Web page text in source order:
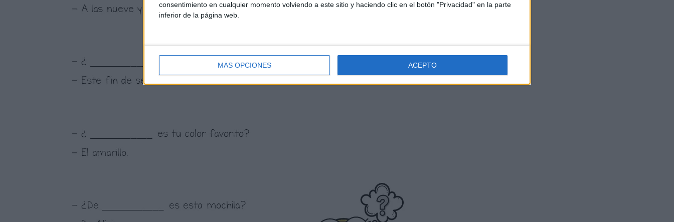
consentimiento en cualquier momento volviendo a este sitio y haciendo clic en el botón "Privacidad" en la parte
inferior de la página web.
MÁS OPCIONES ACEPTO